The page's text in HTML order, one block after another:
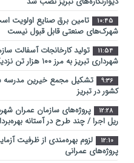
10:45
تامین برق صنایع اولویت
شهرک‌های صنعتی قابل قبول نیست
11:54
تولید کارخانجات آسفالت
شهرداری تبریز به مرز ۱۰۰ هزار تن نزدیک شد
9:36
تشکیل مجمع خیرین مدرسه
کشور در تبریز
12:28
پروژه‌های سازمان عمران
ریل اجرا / چند طرح در آستانه
12:10
لزوم بهره‌مندی از ظرفیت
پروژه‌های عمرانی